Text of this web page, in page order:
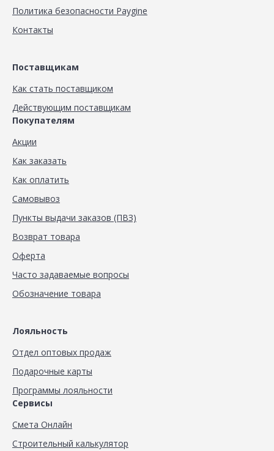
Политика безопасности Paygine
Контакты
Поставщикам
Как стать поставщиком
Действующим поставщикам
Покупателям
Акции
Как заказать
Как оплатить
Самовывоз
Пункты выдачи заказов (ПВЗ)
Возврат товара
Оферта
Часто задаваемые вопросы
Обозначение товара
Лояльность
Отдел оптовых продаж
Подарочные карты
Программы лояльности
Сервисы
Смета Онлайн
Строительный калькулятор